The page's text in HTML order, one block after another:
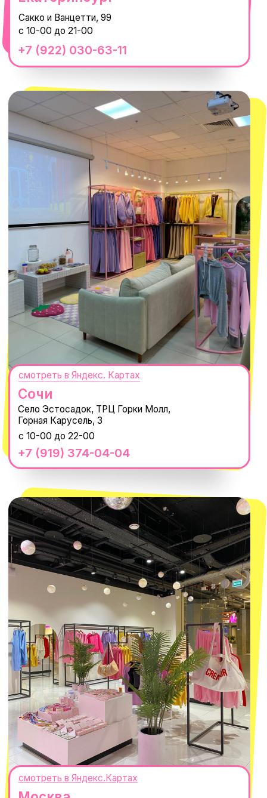
+7 (932) 602-41-15
ТРК «Европолис Ростокино»
ул. Проспект Мира, 211 к2
смотреть в Яндекс.Картах
ИП Проворный Алексей Алексеевич
ИНН 667114098580
ОГРНИП 320665800076581
Telegram
WhatsApp
macrocosm_store@mail.ru
КОНТАКТЫ
Оплата долями
Size guide
Обмен и возврат
Доставка и оплата
Вакансии
Реквизиты
Магазины
Наши путешествия
Наши проекты
Новости
Каталог
© 2021-2025 Macrocosm ®
Нажимая "Подписаться", вы соглашаетесь с Политикой обработки
персональных данных
Согласием на рассылку электронных
сообщений
ПОДПИСАТЬСЯ
СЕКРЕТНЫЕ ПРОМОКОДЫ, ПРИГЛАШЕНИЯ
НА МЕРОПРИЯТИЯ И АНОНСЫ НОВИНОК
РАНЬШЕ ВСЕХ
MACROCOSM
300'000+ подписчиков
14'000+ подписчиков в нашем Telegram-
канале
Оферта
Пользовательское соглашение
Политика обработки персональных
данных